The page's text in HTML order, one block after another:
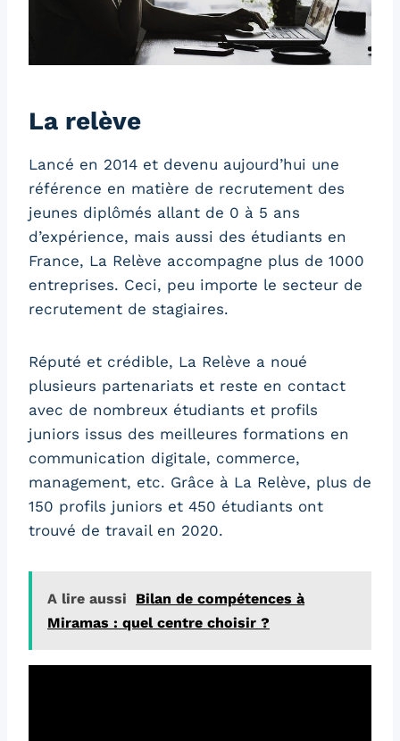
La relève
Lancé en 2014 et devenu aujourd’hui une
référence en matière de recrutement des
jeunes diplômés allant de 0 à 5 ans
d’expérience, mais aussi des étudiants en
France, La Relève accompagne plus de 1000
entreprises. Ceci, peu importe le secteur de
recrutement de stagiaires.
Réputé et crédible, La Relève a noué
plusieurs partenariats et reste en contact
avec de nombreux étudiants et profils
juniors issus des meilleures formations en
communication digitale, commerce,
management, etc. Grâce à La Relève, plus de
150 profils juniors et 450 étudiants ont
trouvé de travail en 2020.
A lire aussi
Bilan de compétences à
Miramas : quel centre choisir ?